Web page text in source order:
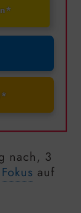
nach, 3
Fokus auf